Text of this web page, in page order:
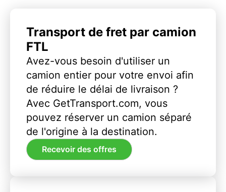
Transport de fret par camion
FTL
Avez-vous besoin d'utiliser un
camion entier pour votre envoi afin
de réduire le délai de livraison ?
Avec GetTransport.com, vous
pouvez réserver un camion séparé
de l'origine à la destination.
Recevoir des offres